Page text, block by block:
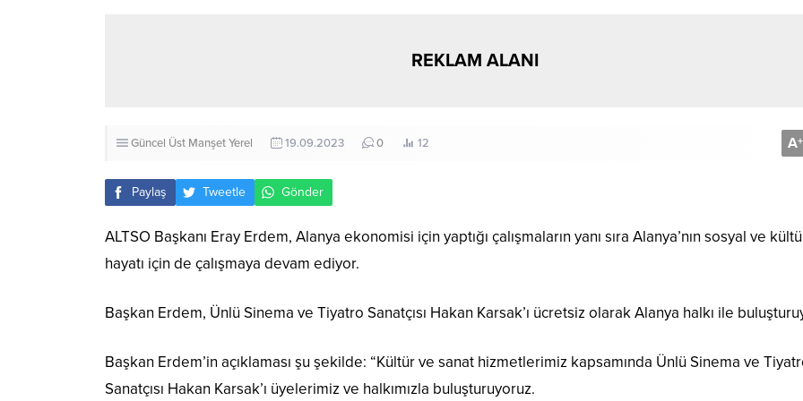
REKLAM ALANI
Güncel Üst ManşetYerel 19.09.2023 0 12 A+
Paylaş Tweetle Gönder
ALTSO Başkanı Eray Erdem, Alanya ekonomisi için yaptığı çalışmaların yanı sıra Alanya’nın sosyal ve
hayatı için de çalışmaya devam ediyor.
Başkan Erdem, Ünlü Sinema ve Tiyatro Sanatçısı Hakan Karsak’ı ücretsiz olarak Alanya halkı ile
Başkan Erdem’in açıklaması şu şekilde: “Kültür ve sanat hizmetlerimiz kapsamında Ünlü Sinema ve
Sanatçısı Hakan Karsak’ı üyelerimiz ve halkımızla buluşturuyoruz.